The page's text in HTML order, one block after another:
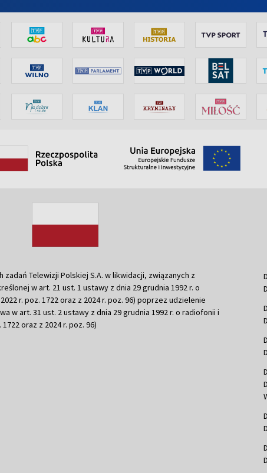
zadań Telewizji Polskiej S.A. w likwidacji, związanych z
w art. 21 ust. 1 ustawy z dnia 29 grudnia 1992 r. o
r. poz. 1722 oraz z 2024 r. poz. 96) poprzez udzielenie
w art. 31 ust. 2 ustawy z dnia 29 grudnia 1992 r. o radiofonii i
oraz z 2024 r. poz. 96)